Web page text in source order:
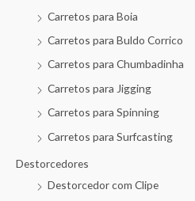
Carretos para Boia
Carretos para Buldo Corrico
Carretos para Chumbadinha
Carretos para Jigging
Carretos para Spinning
Carretos para Surfcasting
Destorcedores
Destorcedor com Clipe